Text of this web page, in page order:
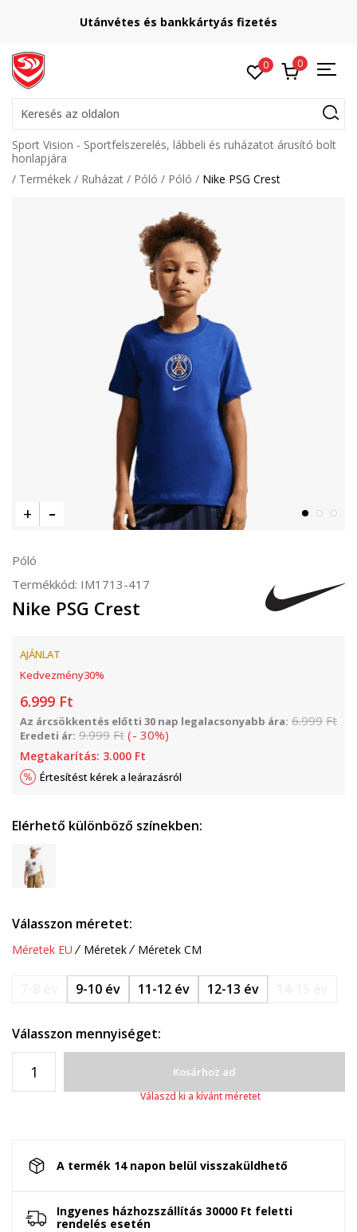
Utánvétes és bankkártyás fizetés
0 0
Keresés az oldalon
Sport Vision - Sportfelszerelés, lábbeli és ruházatot árusító bolt
honlapjára
Termékek
Ruházat Póló Póló Nike PSG Crest
Póló
Termékkód: IM1713-417
Nike PSG Crest
AJÁNLAT
Kedvezmény30%
6.999 Ft
Az árcsökkentés előtti 30 nap legalacsonyabb ára: 6.999 Ft
Eredeti ár: 9.999 Ft (- 30%)
Megtakarítás: 3.000 Ft
Értesítést kérek a leárazásról
Elérhető különböző színekben:
Válasszon méretet:
Méretek EU Méretek Méretek CM
9-10 év 11-12 év 12-13 év
Válasszon mennyiséget:
Kosárhoz ad
Válaszd ki a kívánt méretet
A termék 14 napon belül visszaküldhető
Ingyenes házhozszállítás 30000 Ft feletti
rendelés esetén